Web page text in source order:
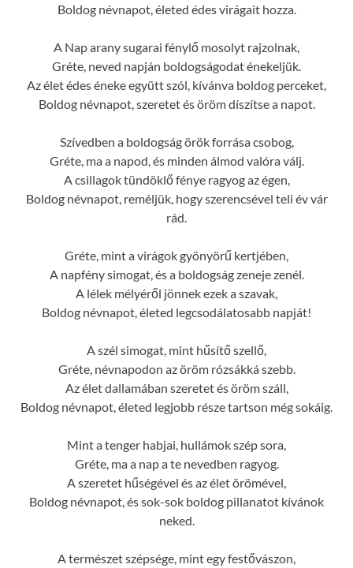
Boldog névnapot, életed édes virágait hozza.
A Nap arany sugarai fénylő mosolyt rajzolnak,
Gréte, neved napján boldogságodat énekeljük.
Az élet édes éneke együtt szól, kívánva boldog perceket,
Boldog névnapot, szeretet és öröm díszítse a napot.
Szívedben a boldogság örök forrása csobog,
Gréte, ma a napod, és minden álmod valóra válj.
A csillagok tündöklő fénye ragyog az égen,
Boldog névnapot, reméljük, hogy szerencsével teli év vár
rád.
Gréte, mint a virágok gyönyörű kertjében,
A napfény simogat, és a boldogság zeneje zenél.
A lélek mélyéről jönnek ezek a szavak,
Boldog névnapot, életed legcsodálatosabb napját!
A szél simogat, mint hűsítő szellő,
Gréte, névnapodon az öröm rózsákká szebb.
Az élet dallamában szeretet és öröm száll,
Boldog névnapot, életed legjobb része tartson még sokáig.
Mint a tenger habjai, hullámok szép sora,
Gréte, ma a nap a te nevedben ragyog.
A szeretet hűségével és az élet örömével,
Boldog névnapot, és sok-sok boldog pillanatot kívánok
neked.
A természet szépsége, mint egy festővászon,